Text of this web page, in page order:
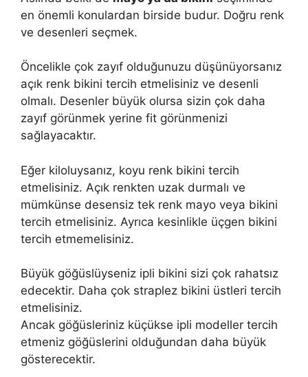
en önemli konulardan birside budur. Doğru renk
ve desenleri seçmek.
Öncelikle çok zayıf olduğunuzu düşünüyorsanız
açık renk bikini tercih etmelisiniz ve desenli
olmalı. Desenler büyük olursa sizin çok daha
zayıf görünmek yerine fit görünmenizi
sağlayacaktır.
Eğer kiloluysanız, koyu renk bikini tercih
etmelisiniz. Açık renkten uzak durmalı ve
mümkünse desensiz tek renk mayo veya bikini
tercih etmelisiniz. Ayrıca kesinlikle üçgen bikini
tercih etmemelisiniz.
Büyük göğüslüyseniz ipli bikini sizi çok rahatsız
edecektir. Daha çok straplez bikini üstleri tercih
etmelisiniz.
Ancak göğüsleriniz küçükse ipli modeller tercih
etmeniz göğüslerini olduğundan daha büyük
gösterecektir.